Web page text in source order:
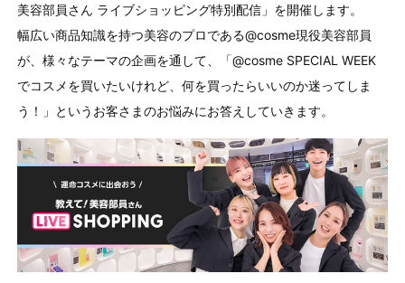
美容部員さん ライブショッピング特別配信」を開催します。
幅広い商品知識を持つ美容のプロである@cosme現役美容部員
が、様々なテーマの企画を通して、「@cosme SPECIAL WEEK
でコスメを買いたいけれど、何を買ったらいいのか迷ってしま
う！」というお客さまのお悩みにお答えしていきます。